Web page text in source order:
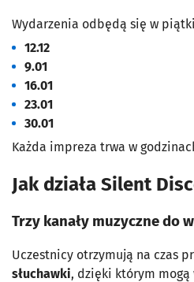
Wydarzenia odbędą się w
12.12
9.01
16.01
23.01
30.01
Każda impreza trwa w
Jak działa Silent
Trzy kanały muzyczne do
Uczestnicy otrzymują na czas
słuchawki, dzięki którym mogą